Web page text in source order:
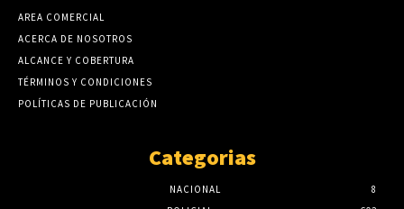
AREA COMERCIAL
ACERCA DE NOSOTROS
ALCANCE Y COBERTURA
TÉRMINOS Y CONDICIONES
POLÍTICAS DE PUBLICACIÓN
Categorias
NACIONAL
8